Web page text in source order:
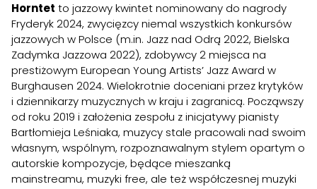
Horntet to jazzowy kwintet nominowany do nagrody
Fryderyk 2024, zwycięzcy niemal wszystkich konkursów
jazzowych w Polsce (m.in. Jazz nad Odrą 2022, Bielska
Zadymka Jazzowa 2022), zdobywcy 2 miejsca na
prestiżowym European Young Artists’ Jazz Award w
Burghausen 2024. Wielokrotnie doceniani przez krytyków
i dziennikarzy muzycznych w kraju i zagranicą. Począwszy
od roku 2019 i założenia zespołu z inicjatywy pianisty
Bartłomieja Leśniaka, muzycy stale pracowali nad swoim
własnym, wspólnym, rozpoznawalnym stylem opartym o
autorskie kompozycje, będące mieszanką
mainstreamu, muzyki free, ale też współczesnej muzyki